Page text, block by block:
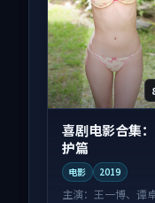
喜剧电影合集
护篇
电影 2019
主演： 王一博、谭